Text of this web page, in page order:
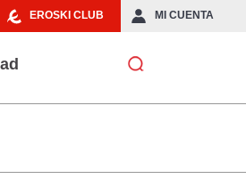
EROSKI CLUB MI CUENTA